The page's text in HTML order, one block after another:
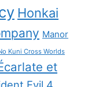
Honkai
Manor
Kuni Cross Worlds
et
Evil 4